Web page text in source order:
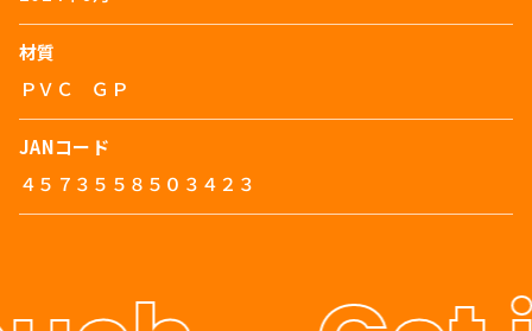
材質
ＰＶＣ ＧＰ
JANコード
４５７３５５８５０３４２３